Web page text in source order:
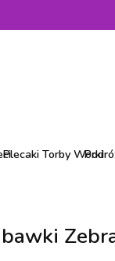
Plecaki Torby Worki